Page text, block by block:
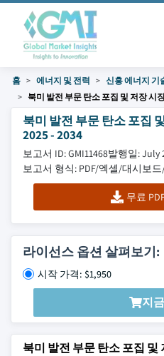
홈 에너지 및 전력 신흥 에너지 기
북미 발전 부문 탄소 포집 및 저장 시
북미 발전 부문 탄소 포집
2025 - 2034
보고서 ID: GMI11468발행일: July
보고서 형식: PDF/엑셀/대시보
무료
라이선스 옵션 살펴보기:
시작 가격: $1,950
지
북미 발전 부문 탄소 포집 및